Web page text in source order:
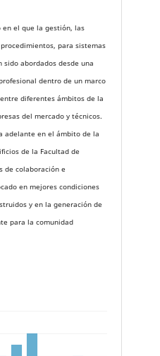
en el que la gestión, las
para sistemas
abordados desde una
dentro de un marco
diferentes ámbitos de la
del mercado y técnicos.
adelante en el ámbito de la
de la Facultad de
de colaboración e
en mejores condiciones
y en la generación de
para la comunidad